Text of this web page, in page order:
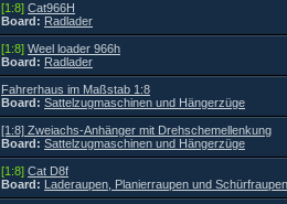
[1:8] Cat966H
Board: Radlader
[1:8] Weel loader 966h
Board: Radlader
Fahrerhaus im Maßstab 1:8
Board: Sattelzugmaschinen und Hängerzüge
[1:8] Zweiachs-Anhänger mit Drehschemellenkung
Board: Sattelzugmaschinen und Hängerzüge
[1:8] Cat D8f
Board: Laderaupen, Planierraupen und Schürfraupen